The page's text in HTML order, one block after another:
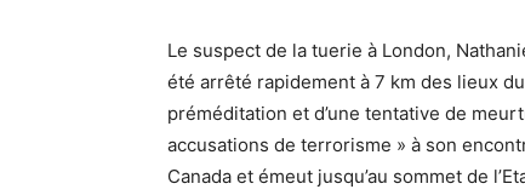
Le suspect de la tuerie à London,
été arrêté rapidement à 7 km des lieux
préméditation et d’une tentative de
accusations de terrorisme » à son
Canada et émeut jusqu’au sommet de